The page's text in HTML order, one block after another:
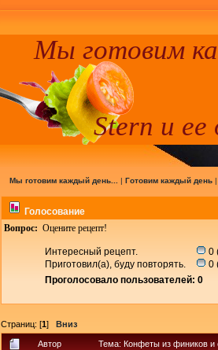
Мы готовим
Stern и ее
Мы готовим каждый день... | Готовим каждый день
Голосование
Вопрос: Оцените рецепт!
Интересный рецепт.
0
Приготовил(а), буду повторять.
0
Проголосовало пользователей: 0
Страниц: [1] Вниз
Автор Тема: Конфеты из фиников и